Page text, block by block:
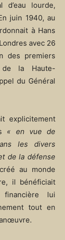
lourde,
juin 1940, au
à Hans
avec 26
des premiers
la Haute-
du Général
explicitement
« en vue de
les divers
de la défense
au monde
il bénéficiait
financière lui
tout en